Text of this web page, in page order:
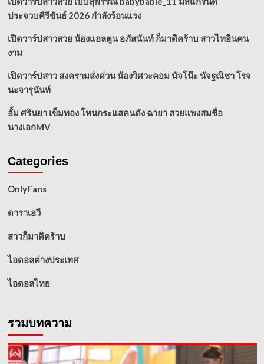
ประจวบคีรีขันธ์ 2026 กำลังร้อนแรง
เปิดวาร์ปสาวสวย น้องแอลตูน อภัสนันท์ ก็มาดิคร้าบ สาวไทอินคน
งาม
เปิดวาร์ปสาว สงครามส่งด่วน น้องวิศวะคอม นัจโน๊ะ นัจฐณิชา โรจ
นะจารุนันท์
อั้ม ศรินยา เข็มทอง โหนกระแสคนดัง ฉายา สวยแพงสมชื่อ
นางเอกMV
Categories
OnlyFans
ดาราเอวี
สาวก็มาดิคร้าบ
ไอดอลต่างประเทศ
ไอดอลไทย
รวมบทความ